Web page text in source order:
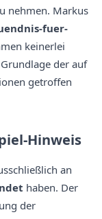
nehmen. Markus
fuer-
keinerlei
der auf
getroffen
Hinweis
an
haben. Der
der